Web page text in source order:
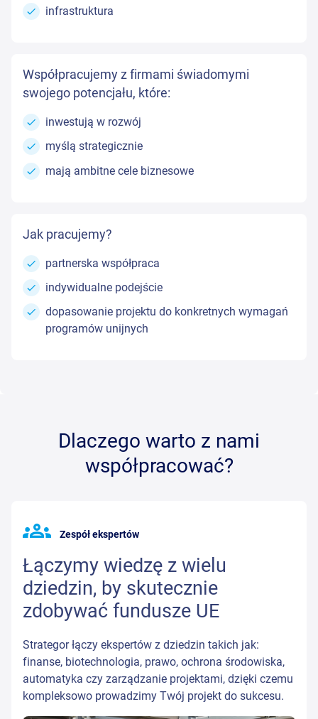
infrastruktura
Współpracujemy z firmami świadomymi
swojego potencjału, które:
inwestują w rozwój
myślą strategicznie
mają ambitne cele biznesowe
Jak pracujemy?
partnerska współpraca
indywidualne podejście
dopasowanie projektu do konkretnych wymagań
programów unijnych
Dlaczego warto z nami
współpracować?
Zespół ekspertów
Łączymy wiedzę z wielu
dziedzin, by skutecznie
zdobywać fundusze UE
Strategor łączy ekspertów z dziedzin takich jak:
finanse, biotechnologia, prawo, ochrona środowiska,
automatyka czy zarządzanie projektami, dzięki czemu
kompleksowo prowadzimy Twój projekt do sukcesu.